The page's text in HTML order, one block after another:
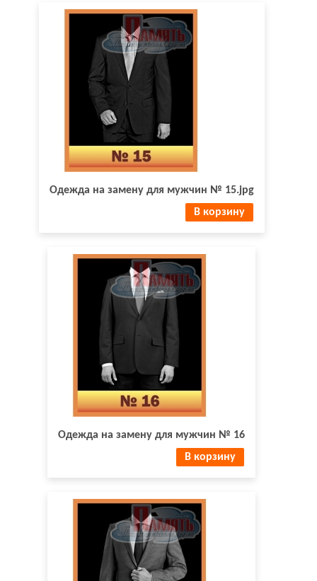
Одежда на замену для мужчин № 15.jpg
В корзину
Одежда на замену для мужчин № 16
В корзину